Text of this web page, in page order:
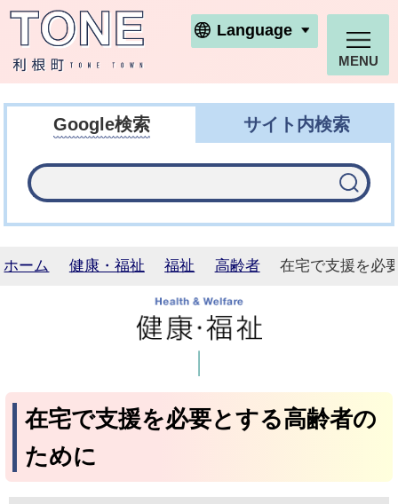
利根町ホームページ
Language
MENU
Google検索 サイト内検索
ホーム 健康・福祉 福祉 高齢者 在宅で支援を必
在宅で支援を必要とする高齢者の
ために